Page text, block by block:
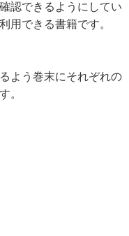
認できるようにしてい
用できる書籍です。
よう巻末にそれぞれの
。